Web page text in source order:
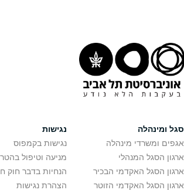
סגל ומינהלה
אגפים ומשרדי מינהלה
ארגון הסגל המנהלי
ארגון הסגל האקדמי הבכיר
ארגון הסגל האקדמי הזוטר
נגישות
נגישות בקמפוס
מניעה וטיפול
הנחיות בדבר חוק
הצהרת נגישות